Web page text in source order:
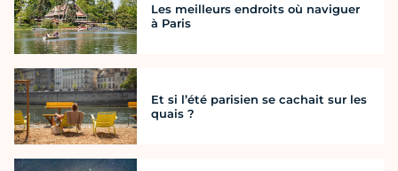
Les meilleurs endroits où naviguer
à Paris
Et si l’été parisien se cachait sur les
quais ?